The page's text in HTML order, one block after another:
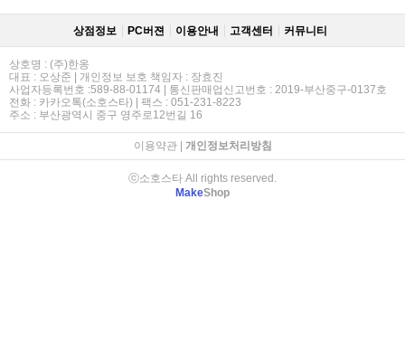
상점정보 PC버젼 이용안내 고객센터 커뮤니티
상호명 : (주)한옹
대표 : 오상준 | 개인정보 보호 책임자 : 장효진
사업자등록번호 :589-88-01174 | 통신판매업신고번호 : 2019-부산중구-0137호
전화 : 카카오톡(소호스타) | 팩스 : 051-231-8223
주소 : 부산광역시 중구 영주로12번길 16
이용약관| 개인정보처리방침
ⓒ소호스타 All rights reserved.
MakeShop